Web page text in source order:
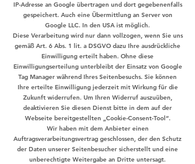
IP-Adresse an Google übertragen und dort gegebenenfalls
gespeichert. Auch eine Übermittlung an Server von
Google LLC. In den USA ist möglich.
Diese Verarbeitung wird nur dann vollzogen, wenn Sie uns
gemäß Art. 6 Abs. 1 lit. a DSGVO dazu Ihre ausdrückliche
Einwilligung erteilt haben. Ohne diese
Einwilligungserteilung unterbleibt der Einsatz von Google
Tag Manager während Ihres Seitenbesuchs. Sie können
Ihre erteilte Einwilligung jederzeit mit Wirkung für die
Zukunft widerrufen. Um Ihren Widerruf auszuüben,
deaktivieren Sie diesen Dienst bitte in dem auf der
Webseite bereitgestellten „Cookie-Consent-Tool“.
Wir haben mit dem Anbieter einen
Auftragsverarbeitungsvertrag geschlossen, der den Schutz
der Daten unserer Seitenbesucher sicherstellt und eine
unberechtigte Weitergabe an Dritte untersagt.